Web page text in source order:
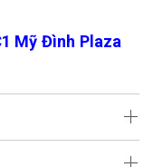
Mỹ Đình Plaza